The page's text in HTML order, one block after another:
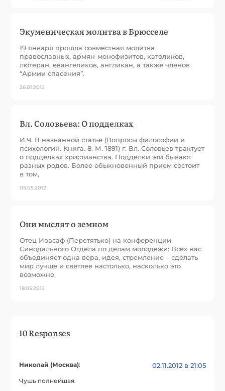
Экуменическая молитва в Брюсселе
19 января прошла совместная молитва
православных, армян-монофизитов, католиков,
лютеран, евангеликов, англикан, а также членов
“Армии спасения”.
26.01.2012
Вл. Соловьева: О подделках
И.Ч. В названной статье (Вопросы философии и
психологии. Книга. 8. М. 1891) г. Вл. Соловьев трактует
о подделках христианства. Подделки эти бывают
разных родов. Более обыкновенный прием состоит
в том,
05.05.2012
Они мыслят о земном
Отец Иоасаф (Перетятько) на конференции
Синодального Отдела по делам молодежи: Всех нас
объединяет одна вера, идея, стремление – сделать
мир лучше и светлее настолько, насколько это
возможно.
18.05.2012
10 Responses
Николай (Москва): 02.11.2012 в 21:05
Чушь полнейшая.